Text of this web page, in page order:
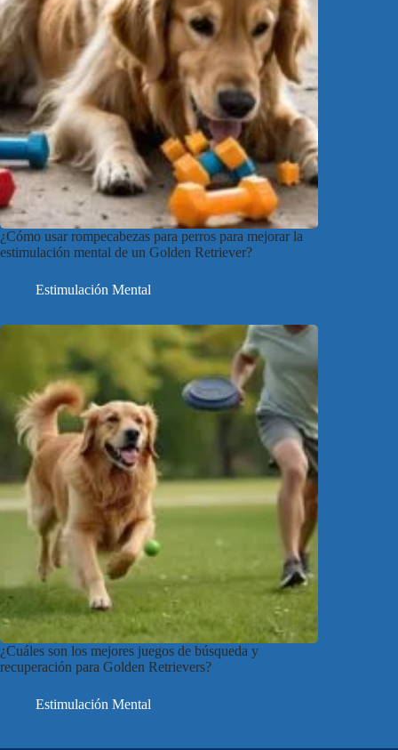
¿Cómo usar rompecabezas para perros para mejorar la
estimulación mental de un Golden Retriever?
Estimulación Mental
¿Cuáles son los mejores juegos de búsqueda y
recuperación para Golden Retrievers?
Estimulación Mental